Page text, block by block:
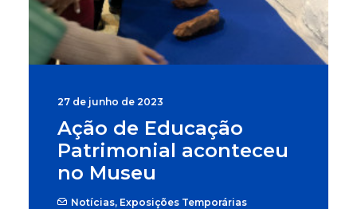
27 de junho de 2023
Ação de Educação
Patrimonial aconteceu
no Museu
Notícias, Exposições Temporárias